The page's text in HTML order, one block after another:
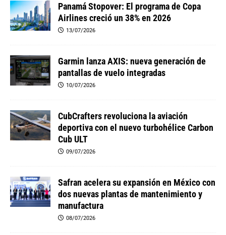
Panamá Stopover: El programa de Copa
Airlines creció un 38% en 2026
13/07/2026
Garmin lanza AXIS: nueva generación de
pantallas de vuelo integradas
10/07/2026
CubCrafters revoluciona la aviación
deportiva con el nuevo turbohélice Carbon
Cub ULT
09/07/2026
Safran acelera su expansión en México con
dos nuevas plantas de mantenimiento y
manufactura
08/07/2026